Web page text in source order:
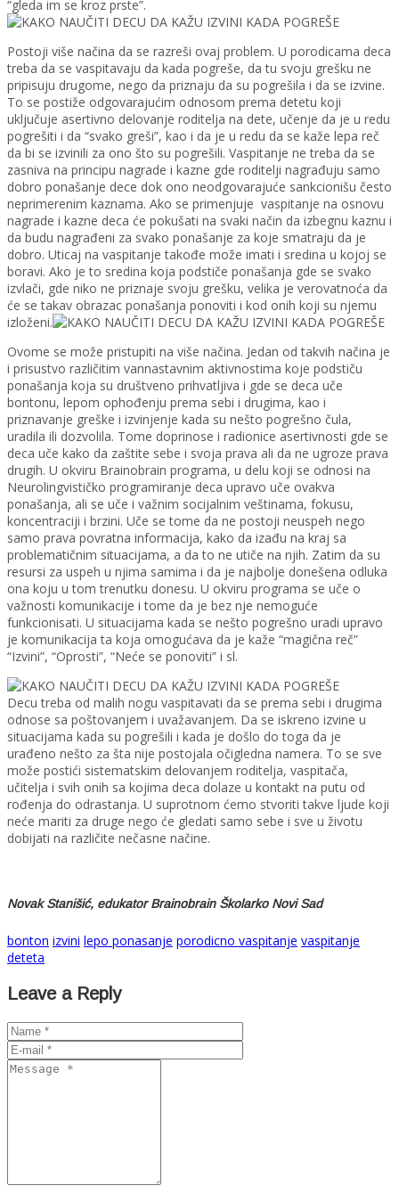
“gleda im se kroz prste”.
Postoji više načina da se razreši ovaj problem. U porodicama deca
treba da se vaspitavaju da kada pogreše, da tu svoju grešku ne
pripisuju drugome, nego da priznaju da su pogrešila i da se izvine.
To se postiže odgovarajućim odnosom prema detetu koji
uključuje asertivno delovanje roditelja na dete, učenje da je u redu
pogrešiti i da “svako greši”, kao i da je u redu da se kaže lepa reč
da bi se izvinili za ono što su pogrešili. Vaspitanje ne treba da se
zasniva na principu nagrade i kazne gde roditelji nagrađuju samo
dobro ponašanje dece dok ono neodgovarajuće sankcionišu često
neprimerenim kaznama. Ako se primenjuje vaspitanje na osnovu
nagrade i kazne deca će pokušati na svaki način da izbegnu kaznu i
da budu nagrađeni za svako ponašanje za koje smatraju da je
dobro. Uticaj na vaspitanje takođe može imati i sredina u kojoj se
boravi. Ako je to sredina koja podstiče ponašanja gde se svako
izvlači, gde niko ne priznaje svoju grešku, velika je verovatnoća da
će se takav obrazac ponašanja ponoviti i kod onih koji su njemu
izloženi.
Ovome se može pristupiti na više načina. Jedan od takvih načina je
i prisustvo različitim vannastavnim aktivnostima koje podstiču
ponašanja koja su društveno prihvatljiva i gde se deca uče
bontonu, lepom ophođenju prema sebi i drugima, kao i
priznavanje greške i izvinjenje kada su nešto pogrešno čula,
uradila ili dozvolila. Tome doprinose i radionice asertivnosti gde se
deca uče kako da zaštite sebe i svoja prava ali da ne ugroze prava
drugih. U okviru Brainobrain programa, u delu koji se odnosi na
Neurolingvističko programiranje deca upravo uče ovakva
ponašanja, ali se uče i važnim socijalnim veštinama, fokusu,
koncentraciji i brzini. Uče se tome da ne postoji neuspeh nego
samo prava povratna informacija, kako da izađu na kraj sa
problematičnim situacijama, a da to ne utiče na njih. Zatim da su
resursi za uspeh u njima samima i da je najbolje donešena odluka
ona koju u tom trenutku donesu. U okviru programa se uče o
važnosti komunikacije i tome da je bez nje nemoguće
funkcionisati. U situacijama kada se nešto pogrešno uradi upravo
je komunikacija ta koja omogućava da je kaže “magična reč”
“Izvini”, “Oprosti”, “Neće se ponoviti” i sl.
Decu treba od malih nogu vaspitavati da se prema sebi i drugima
odnose sa poštovanjem i uvažavanjem. Da se iskreno izvine u
situacijama kada su pogrešili i kada je došlo do toga da je
urađeno nešto za šta nije postojala očigledna namera. To se sve
može postići sistematskim delovanjem roditelja, vaspitača,
učitelja i svih onih sa kojima deca dolaze u kontakt na putu od
rođenja do odrastanja. U suprotnom ćemo stvoriti takve ljude koji
neće mariti za druge nego će gledati samo sebe i sve u životu
dobijati na različite nečasne načine.
Novak Stanišić, edukator Brainobrain Školarko Novi Sad
bonton izvini lepo ponasanje porodicno vaspitanje vaspitanje
deteta
Leave a Reply